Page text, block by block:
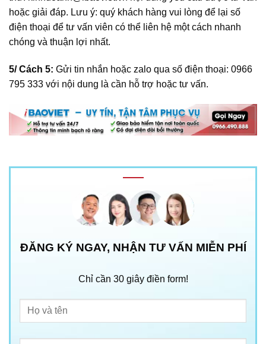
hoặc giải đáp. Lưu ý: quý khách hàng vui lòng để lại số
điện thoại để tư vấn viên có thể liên hệ một cách nhanh
chóng và thuận lợi nhất.
5/ Cách 5: Gửi tin nhắn hoặc zalo qua số điện thoại: 0966
795 333 với nội dung là cần hỗ trợ hoặc tư vấn.
ĐĂNG KÝ NGAY, NHẬN TƯ VẤN MIỄN PHÍ
Chỉ cần 30 giây điền form!